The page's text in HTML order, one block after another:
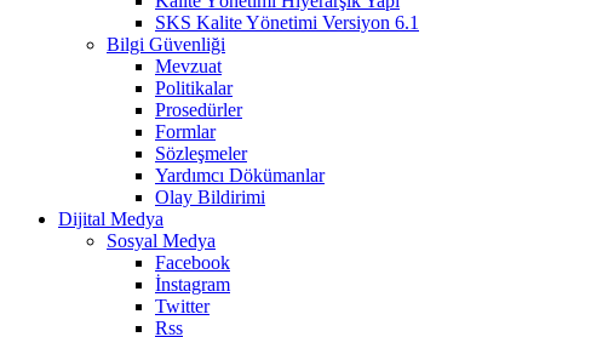
SKS Kalite Yönetimi Versiyon 6.1
Bilgi Güvenliği
Mevzuat
Politikalar
Prosedürler
Formlar
Sözleşmeler
Yardımcı Dökümanlar
Olay Bildirimi
Dijital Medya
Sosyal Medya
Facebook
İnstagram
Twitter
Rss